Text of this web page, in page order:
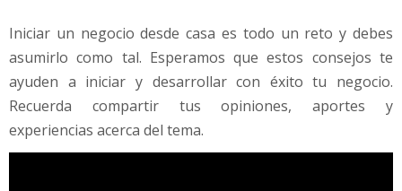
Iniciar un negocio desde casa es todo un reto y debes
asumirlo como tal. Esperamos que estos consejos te
ayuden a iniciar y desarrollar con éxito tu negocio.
Recuerda compartir tus opiniones, aportes y
experiencias acerca del tema.